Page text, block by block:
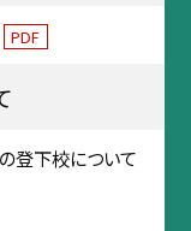
PDF
登下校について